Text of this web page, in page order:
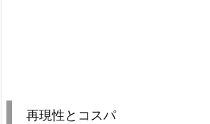
再現性とコスパ